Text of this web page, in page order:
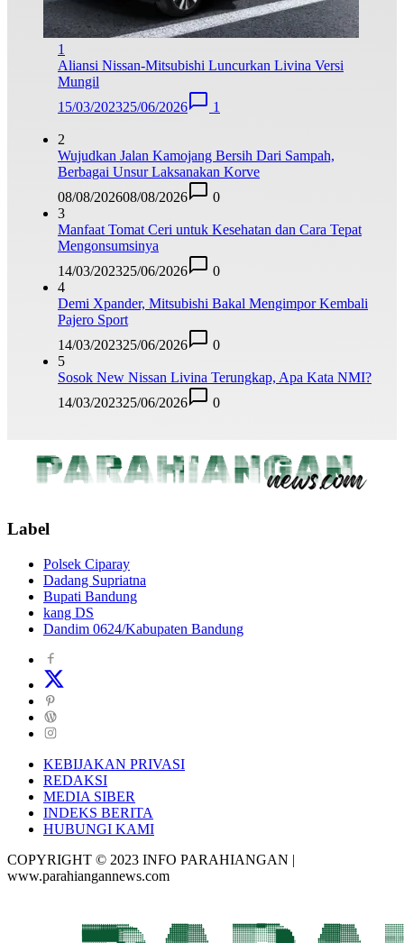
1
Aliansi Nissan-Mitsubishi Luncurkan Livina Versi
Mungil
15/03/202325/06/2026 1
2
Wujudkan Jalan Kamojang Bersih Dari Sampah,
Berbagai Unsur Laksanakan Korve
08/08/202608/08/2026
0
3
Manfaat Tomat Ceri untuk Kesehatan dan Cara Tepat
Mengonsumsinya
14/03/202325/06/2026
0
4
Demi Xpander, Mitsubishi Bakal Mengimpor Kembali
Pajero Sport
14/03/202325/06/2026
0
5
Sosok New Nissan Livina Terungkap, Apa Kata NMI?
14/03/202325/06/2026 0
Label
Polsek Ciparay
Dadang Supriatna
Bupati Bandung
kang DS
Dandim 0624/Kabupaten Bandung
KEBIJAKAN PRIVASI
REDAKSI
MEDIA SIBER
INDEKS BERITA
HUBUNGI KAMI
COPYRIGHT © 2023 INFO PARAHIANGAN |
www.parahiangannews.com